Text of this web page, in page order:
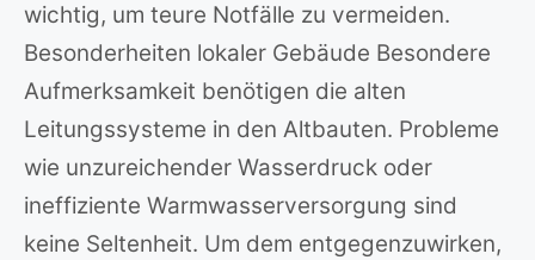
wichtig, um teure Notfälle zu vermeiden.
Besonderheiten lokaler Gebäude Besondere
Aufmerksamkeit benötigen die alten
Leitungssysteme in den Altbauten. Probleme
wie unzureichender Wasserdruck oder
ineffiziente Warmwasserversorgung sind
keine Seltenheit. Um dem entgegenzuwirken,